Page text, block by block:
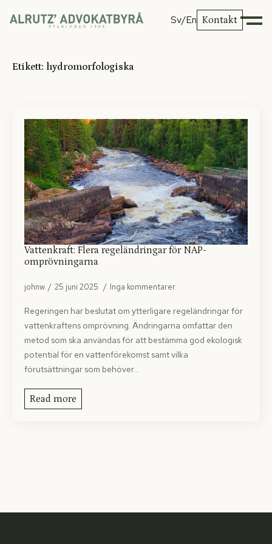
Sv/En Kontakt
Etikett: hydromorfologiska
Vattenkraft: Flera regeländringar för NAP-
omprövningarna
johnw 25 juni 2025 Inga kommentarer
Regeringen har beslutat om ytterligare regeländringar för
vattenkraftens omprövning. Ändringarna omfattar den
metod som ska användas för att bestämma god ekologisk
potential för en vattenförekomst samt vilka
förutsättningar som behöver…
Read more